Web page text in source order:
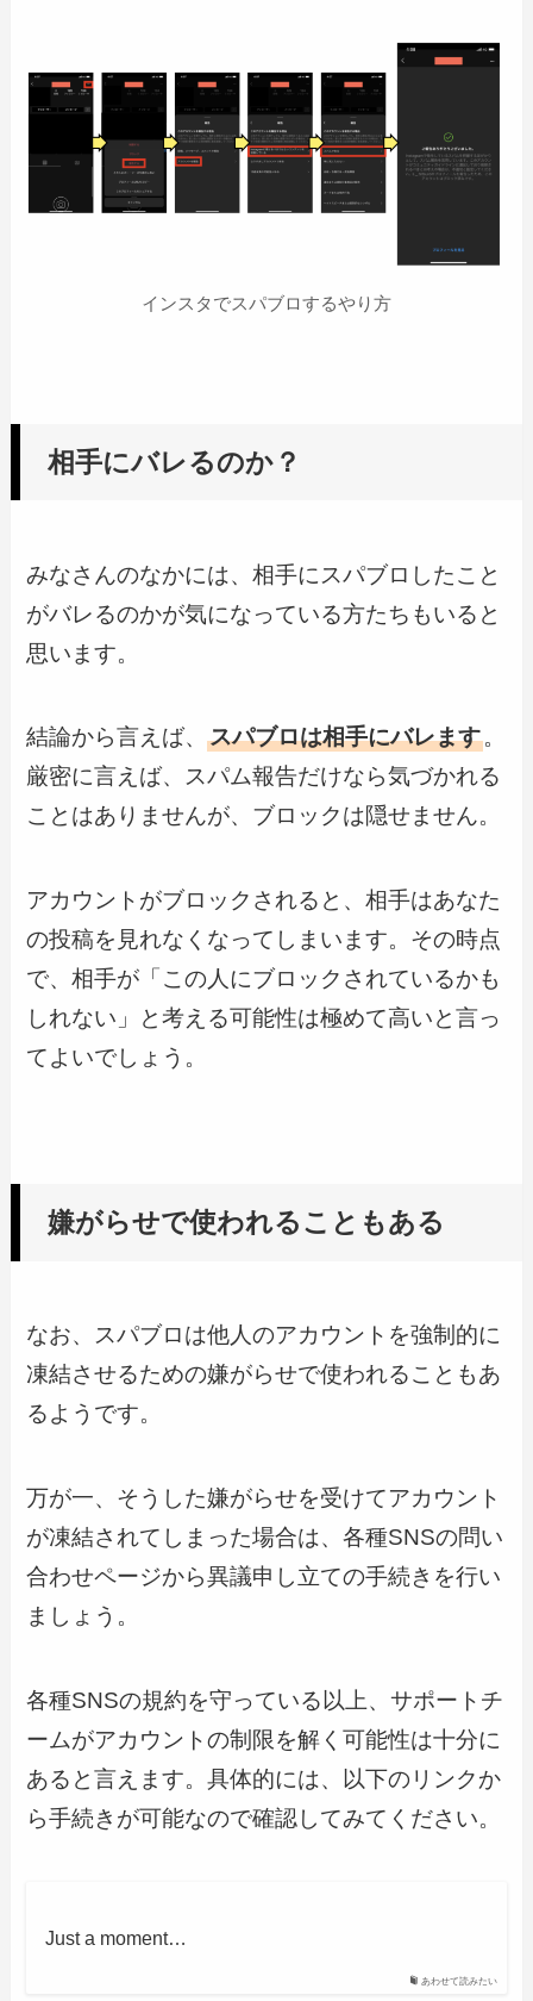
インスタでスパブロするやり方
相手にバレるのか？
みなさんのなかには、相手にスパブロしたこと
がバレるのかが気になっている方たちもいると
思います。
結論から言えば、スパブロは相手にバレます。
厳密に言えば、スパム報告だけなら気づかれる
ことはありませんが、ブロックは隠せません。
アカウントがブロックされると、相手はあなた
の投稿を見れなくなってしまいます。その時点
で、相手が「この人にブロックされているかも
しれない」と考える可能性は極めて高いと言っ
てよいでしょう。
嫌がらせで使われることもある
なお、スパブロは他人のアカウントを強制的に
凍結させるための嫌がらせで使われることもあ
るようです。
万が一、そうした嫌がらせを受けてアカウント
が凍結されてしまった場合は、各種SNSの問い
合わせページから異議申し立ての手続きを行い
ましょう。
各種SNSの規約を守っている以上、サポートチ
ームがアカウントの制限を解く可能性は十分に
あると言えます。具体的には、以下のリンクか
ら手続きが可能なので確認してみてください。
あわせて読みたい
Just a moment…